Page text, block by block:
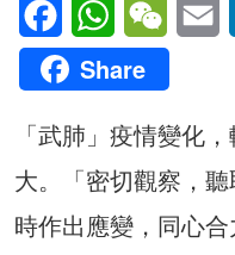
Share
「武肺」疫情變化
大。「密切觀察，
時作出應變，同心